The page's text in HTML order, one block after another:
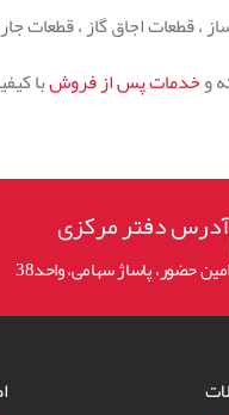
قطعات اجاق گاز ، قطعات
وخدمات پس از فروشبا
آدرس دفتر مرکزی
امین حضور، پاساژ سهامی، واحد38